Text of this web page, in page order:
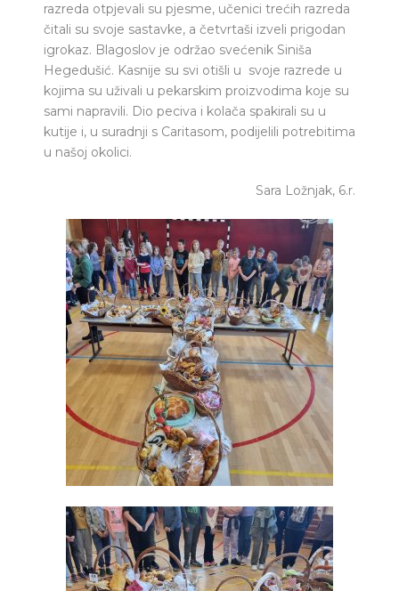
razreda otpjevali su pjesme, učenici trećih razreda
čitali su svoje sastavke, a četvrtaši izveli prigodan
igrokaz. Blagoslov je održao svećenik Siniša
Hegedušić. Kasnije su svi otišli u svoje razrede u
kojima su uživali u pekarskim proizvodima koje su
sami napravili. Dio peciva i kolača spakirali su u
kutije i, u suradnji s Caritasom, podijelili potrebitima
u našoj okolici.
Sara Ložnjak, 6.r.